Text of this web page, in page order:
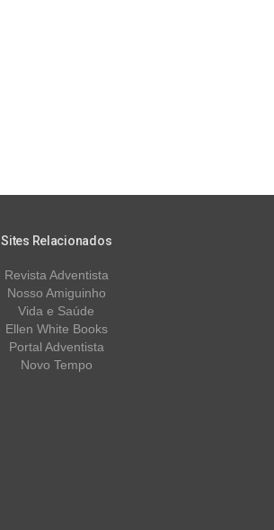
Sites Relacionados
Revista Adventista
Nosso Amiguinho
Vida e Saúde
Ellen White Books
Portal Adventista
Novo Tempo